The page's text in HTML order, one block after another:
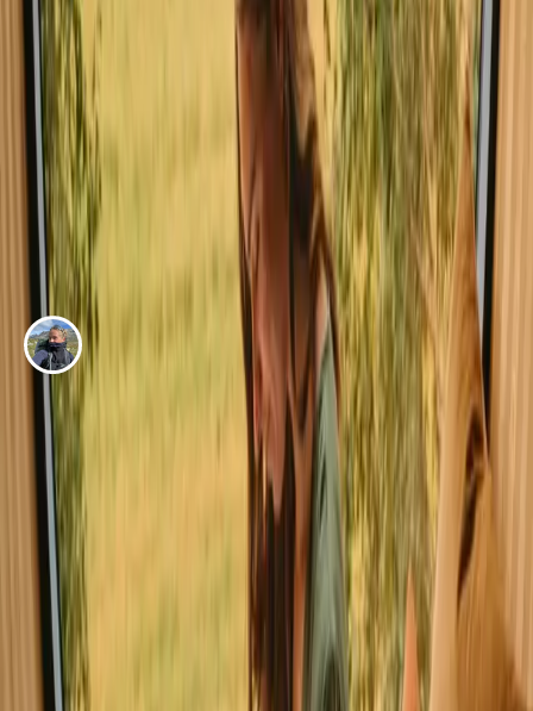
EVENTYR AF
Sofie Solgaard
En skjult oase på Langeland
Se alle eventyrhistorier
Godt at vide inden du booker ophold i
Brønderslev
Når du planlægger dit campingophold i Brønderslev, er det vigtigt at
overveje transportmulighederne, da nogle områder kan være afsides.
Husk at respektere naturen og følge lokale regler, når du camperer.
Pack nødvendigheder som mad og drikke, da der ikke altid er